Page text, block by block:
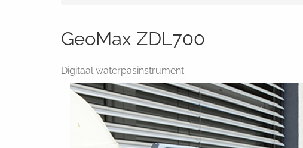
GeoMax ZDL700
Digitaal waterpasinstrument